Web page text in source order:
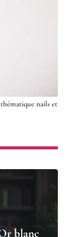
nails et
blanc